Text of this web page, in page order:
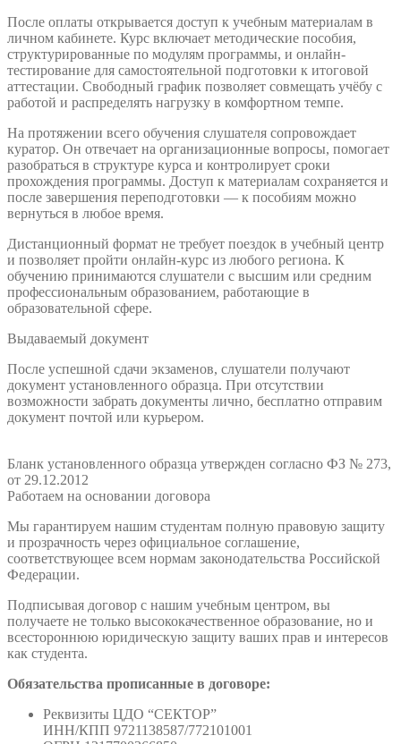
После оплаты открывается доступ к учебным материалам в
личном кабинете. Курс включает методические пособия,
структурированные по модулям программы, и онлайн-
тестирование для самостоятельной подготовки к итоговой
аттестации. Свободный график позволяет совмещать учёбу с
работой и распределять нагрузку в комфортном темпе.
На протяжении всего обучения слушателя сопровождает
куратор. Он отвечает на организационные вопросы, помогает
разобраться в структуре курса и контролирует сроки
прохождения программы. Доступ к материалам сохраняется и
после завершения переподготовки — к пособиям можно
вернуться в любое время.
Дистанционный формат не требует поездок в учебный центр
и позволяет пройти онлайн-курс из любого региона. К
обучению принимаются слушатели с высшим или средним
профессиональным образованием, работающие в
образовательной сфере.
Выдаваемый документ
После успешной сдачи экзаменов, слушатели получают
документ установленного образца. При отсутствии
возможности забрать документы лично, бесплатно отправим
документ почтой или курьером.
Бланк установленного образца утвержден согласно ФЗ № 273,
от 29.12.2012
Работаем на основании договора
Мы гарантируем нашим студентам полную правовую защиту
и прозрачность через официальное соглашение,
соответствующее всем нормам законодательства Российской
Федерации.
Подписывая договор с нашим учебным центром, вы
получаете не только высококачественное образование, но и
всестороннюю юридическую защиту ваших прав и интересов
как студента.
Обязательства прописанные в договоре:
Реквизиты ЦДО “СЕКТОР”
ИНН/КПП 9721138587/772101001